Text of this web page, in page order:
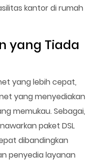
kantor di rumah
yang Tiada
yang lebih cepat,
yang menyediakan
memukau. Sebagai,
paket DSL
dibandingkan
penyedia layanan